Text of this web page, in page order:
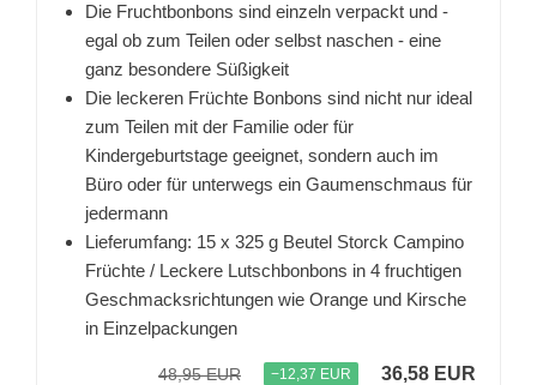
Die Fruchtbonbons sind einzeln verpackt und -
egal ob zum Teilen oder selbst naschen - eine
ganz besondere Süßigkeit
Die leckeren Früchte Bonbons sind nicht nur ideal
zum Teilen mit der Familie oder für
Kindergeburtstage geeignet, sondern auch im
Büro oder für unterwegs ein Gaumenschmaus für
jedermann
Lieferumfang: 15 x 325 g Beutel Storck Campino
Früchte / Leckere Lutschbonbons in 4 fruchtigen
Geschmacksrichtungen wie Orange und Kirsche
in Einzelpackungen
48,95 EUR −12,37 EUR 36,58 EUR